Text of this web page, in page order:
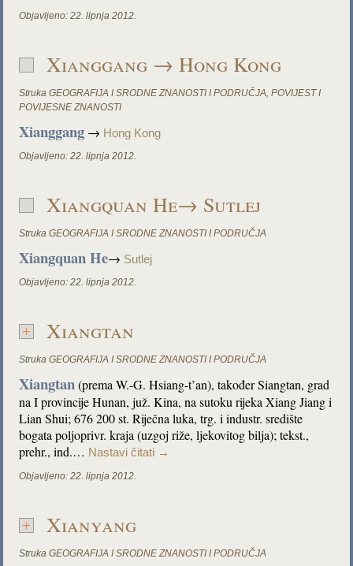
Objavljeno: 22. lipnja 2012.
Xianggang → Hong Kong
Struka GEOGRAFIJA I SRODNE ZNANOSTI I PODRUČJA,POVIJEST I
POVIJESNE ZNANOSTI
Xianggang → Hong Kong
Objavljeno: 22. lipnja 2012.
Xiangquan He→ Sutlej
Struka GEOGRAFIJA I SRODNE ZNANOSTI I PODRUČJA
Xiangquan He→ Sutlej
Objavljeno: 22. lipnja 2012.
Xiangtan
Struka GEOGRAFIJA I SRODNE ZNANOSTI I PODRUČJA
Xiangtan(prema W.-G. Hsiang-t’an), također Siangtan, grad
na I provincije Hunan, juž. Kina, na sutoku rijeka Xiang Jiang i
Lian Shui; 676 200 st. Riječna luka, trg. i industr. središte
bogata poljoprivr. kraja (uzgoj riže, ljekovitog bilja); tekst.,
prehr., ind.… Nastavi čitati →
Objavljeno: 22. lipnja 2012.
Xianyang
Struka GEOGRAFIJA I SRODNE ZNANOSTI I PODRUČJA